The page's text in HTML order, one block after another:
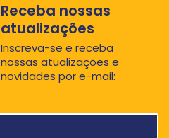
Receba nossas
atualizações
Inscreva-se e receba
nossas atualizações e
novidades por e-mail: